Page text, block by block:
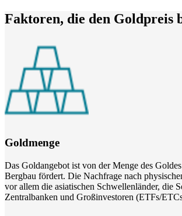
Faktoren, die den Goldpreis
Goldmenge
Das Goldangebot ist von der Menge des
Bergbau fördert. Die Nachfrage nach
vor allem die asiatischen Schwellenländer, die
Zentralbanken und Großinvestoren (ETFs/